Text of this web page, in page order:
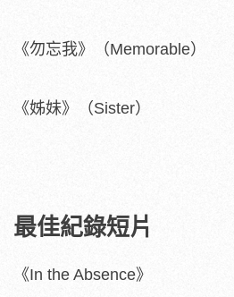
《勿忘我》（Memorable）
《姊妹》（Sister）
最佳紀錄短片
《In the Absence》